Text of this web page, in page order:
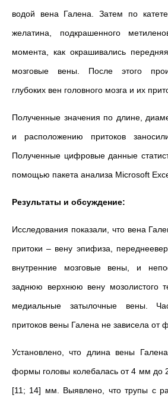
водой вена Галена. Затем по
желатина, подкрашенного
момента, как окрашивались
мозговые вены. После этого
глубоких вен головного мозга и их
Полученные значения по длине,
и расположению притоков
Полученные цифровые данные
помощью пакета анализа Microsoft
Результаты и обсуждение:
Исследования показали, что вена
притоки – вену эпифиза,
внутренние мозговые вены, и
заднюю верхнюю вену мозолистого
медиальные затылочные вены.
притоков вены Галена не зависела от
Установлено, что длина вены
формы головы колебалась от 4 мм до
[11; 14] мм. Выявлено, что трупы с